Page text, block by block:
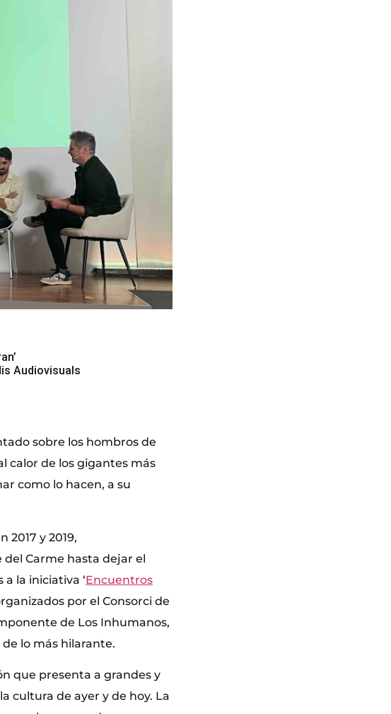
Audiovisuals
sobre los hombros de
calor de los gigantes más
como lo hacen, a su
2017 y 2019,
Carme hasta dejar el
la iniciativa ‘Encuentros
por el Consorci de
de Los Inhumanos,
lo más hilarante.
que presenta a grandes y
cultura de ayer y de hoy. La